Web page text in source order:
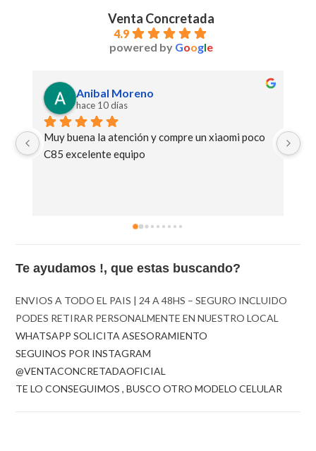
Venta Concretada
4.9
powered by Google
Moreno
la atención y compre un xiaomi poco
equipo
Victoria
Genial la atención y
Te ayudamos !, que estas buscando?
ENVIOS A TODO EL PAIS | 24 A 48HS – SEGURO INCLUIDO
PODES RETIRAR PERSONALMENTE EN NUESTRO LOCAL
WHATSAPP SOLICITA ASESORAMIENTO
SEGUINOS POR INSTAGRAM
@VENTACONCRETADAOFICIAL
TE LO CONSEGUIMOS , BUSCO OTRO MODELO CELULAR